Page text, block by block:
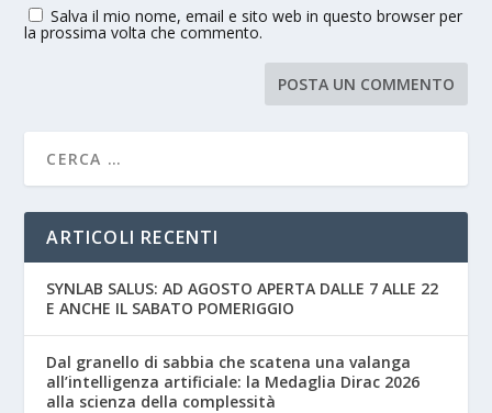
Salva il mio nome, email e sito web in questo browser per
la prossima volta che commento.
ARTICOLI RECENTI
SYNLAB SALUS: AD AGOSTO APERTA DALLE 7 ALLE 22
E ANCHE IL SABATO POMERIGGIO
Dal granello di sabbia che scatena una valanga
all’intelligenza artificiale: la Medaglia Dirac 2026
alla scienza della complessità